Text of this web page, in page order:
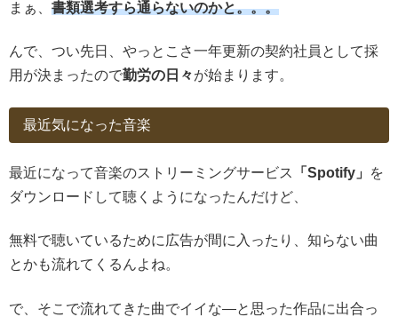
まぁ、 書類選考すら通らないのかと。。。
んで、つい先日、やっとこさ一年更新の契約社員として採
用が決まったので勤労の日々が始まります。
最近気になった音楽
最近になって音楽のストリーミングサービス 「Spotify」
を
ダウンロードして聴くようになったんだけど、
無料で聴いているために広告が間に入ったり、知らない曲
とかも流れてくるんよね。
で、そこで流れてきた曲でイイな―と思った作品に出合っ